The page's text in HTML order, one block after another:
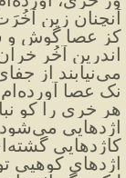
آنچنان زین
کز عصا گوش و
اندرین آخُر
می‌نیابند از جفای تو امان
نک عصا آورده‌ام بهرِ ادب
هر خری را کو
اژدهایی می‌شود در قهرِ تو
کاژدهایی گشته‌ای در فعل و خو
اژدهای کوهیی تو